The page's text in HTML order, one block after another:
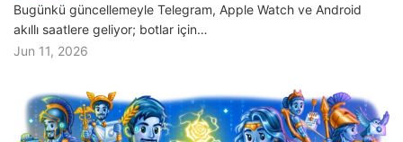
Bugünkü güncellemeyle Telegram, Apple Watch ve Android
akıllı saatlere geliyor; botlar için…
Jun 11, 2026